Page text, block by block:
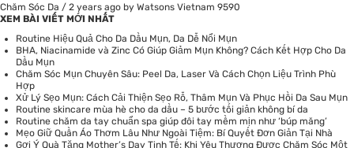
Chăm Sóc Da / 2 years ago by Watsons Vietnam 9590
XEM BÀI VIẾT MỚI NHẤT
Routine Hiệu Quả Cho Da Dầu Mụn, Da Dễ Nổi Mụn
BHA, Niacinamide và Zinc Có Giúp Giảm Mụn Không? Cách Kết Hợp Cho Da
Dầu Mụn
Chăm Sóc Mụn Chuyên Sâu: Peel Da, Laser Và Cách Chọn Liệu Trình Phù
Hợp
Xử Lý Sẹo Mụn: Cách Cải Thiện Sẹo Rỗ, Thâm Mụn Và Phục Hồi Da Sau Mụn
Routine skincare mùa hè cho da dầu – 5 bước tối giản không bí da
Routine chăm da tay chuẩn spa giúp đôi tay mềm mịn như ‘búp măng’
Mẹo Giữ Quần Áo Thơm Lâu Như Ngoài Tiệm: Bí Quyết Đơn Giản Tại Nhà
Gợi Ý Quà Tặng Mother’s Day Tinh Tế: Khi Yêu Thương Được Chăm Sóc Một